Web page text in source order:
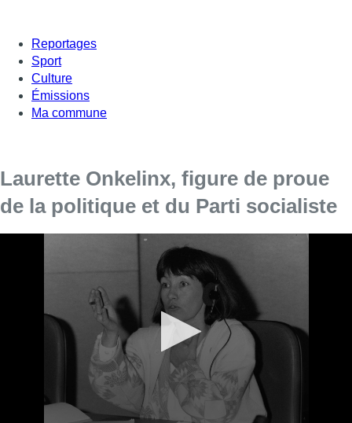
Reportages
Sport
Culture
Émissions
Ma commune
Laurette Onkelinx, figure de proue
de la politique et du Parti socialiste